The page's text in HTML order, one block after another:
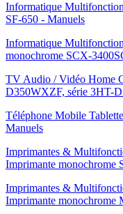
Informatique
SF-650 - Manuels
Informatique
monochrome SCX-
TV Audio / Vidéo Home
D350WXZF, série 3HT-
Téléphone Mobile
Manuels
Imprimantes &
Imprimante
Imprimantes &
Imprimante